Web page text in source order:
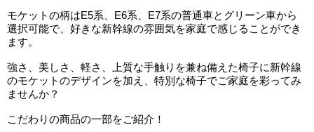
モケットの柄はE5系、E6系、E7系の普通車とグリーン車から
選択可能で、好きな新幹線の雰囲気を家庭で感じることができ
ます。
強さ、美しさ、軽さ、上質な手触りを兼ね備えた椅子に新幹線
のモケットのデザインを加え、特別な椅子でご家庭を彩ってみ
ませんか？
こだわりの商品の一部をご紹介！